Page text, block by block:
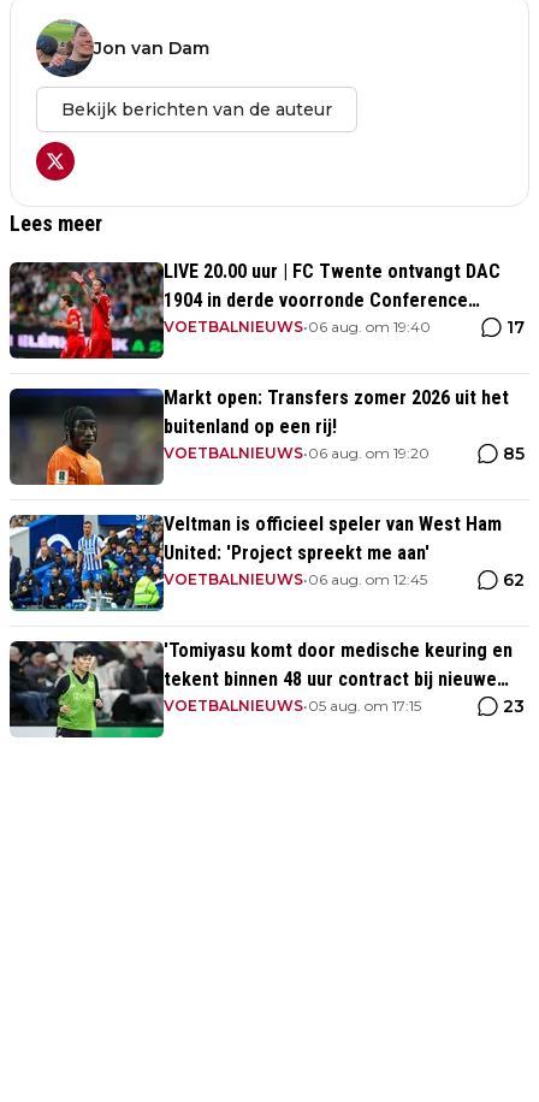
Jon van Dam
Bekijk berichten van de auteur
Lees meer
LIVE 20.00 uur | FC Twente ontvangt DAC
1904 in derde voorronde Conference
League
VOETBALNIEUWS•06 aug. om 19:40 17
Markt open: Transfers zomer 2026 uit het
buitenland op een rij!
VOETBALNIEUWS•06 aug. om 19:20 85
Veltman is officieel speler van West Ham
United: 'Project spreekt me aan'
VOETBALNIEUWS•06 aug. om 12:45 62
'Tomiyasu komt door medische keuring en
tekent binnen 48 uur contract bij nieuwe
club'
VOETBALNIEUWS•05 aug. om 17:15 23